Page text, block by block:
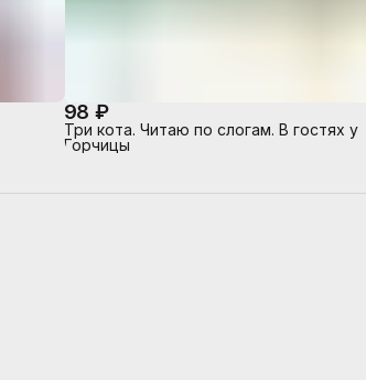
98 ₽
Три кота. Читаю по слогам. В гостях у
Горчицы